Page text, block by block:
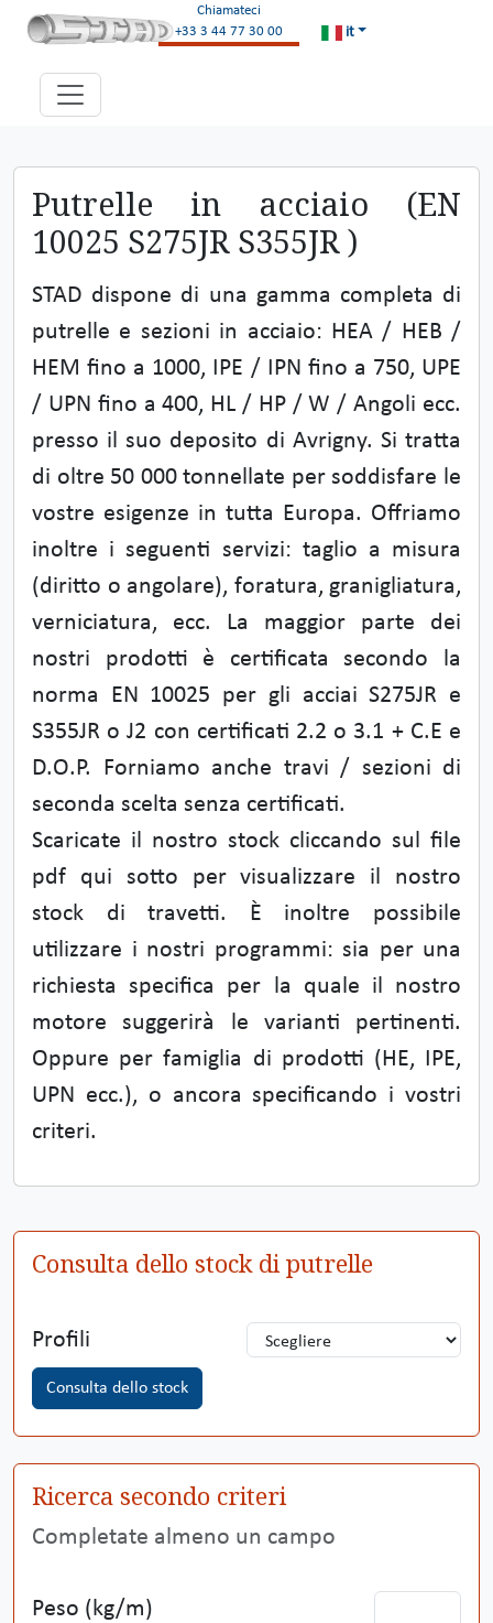
Chiamateci
+33 3 44 77 30 00
it
Putrelle in acciaio (EN
10025 S275JR S355JR )
STAD dispone di una gamma completa di
putrelle e sezioni in acciaio: HEA / HEB /
HEM fino a 1000, IPE / IPN fino a 750, UPE
/ UPN fino a 400, HL / HP / W / Angoli ecc.
presso il suo deposito di Avrigny. Si tratta
di oltre 50 000 tonnellate per soddisfare le
vostre esigenze in tutta Europa. Offriamo
inoltre i seguenti servizi: taglio a misura
(diritto o angolare), foratura, granigliatura,
verniciatura, ecc. La maggior parte dei
nostri prodotti è certificata secondo la
norma EN 10025 per gli acciai S275JR e
S355JR o J2 con certificati 2.2 o 3.1 + C.E e
D.O.P. Forniamo anche travi / sezioni di
seconda scelta senza certificati.
Scaricate il nostro stock cliccando sul file
pdf qui sotto per visualizzare il nostro
stock di travetti. È inoltre possibile
utilizzare i nostri programmi: sia per una
richiesta specifica per la quale il nostro
motore suggerirà le varianti pertinenti.
Oppure per famiglia di prodotti (HE, IPE,
UPN ecc.), o ancora specificando i vostri
criteri.
Consulta dello stock di putrelle
Profili
Consulta dello stock
Ricerca secondo criteri
Completate almeno un campo
Peso (kg/m)